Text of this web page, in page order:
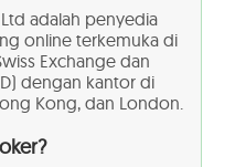
adalah penyedia
online terkemuka di
Exchange dan
dengan kantor di
Kong, dan London.